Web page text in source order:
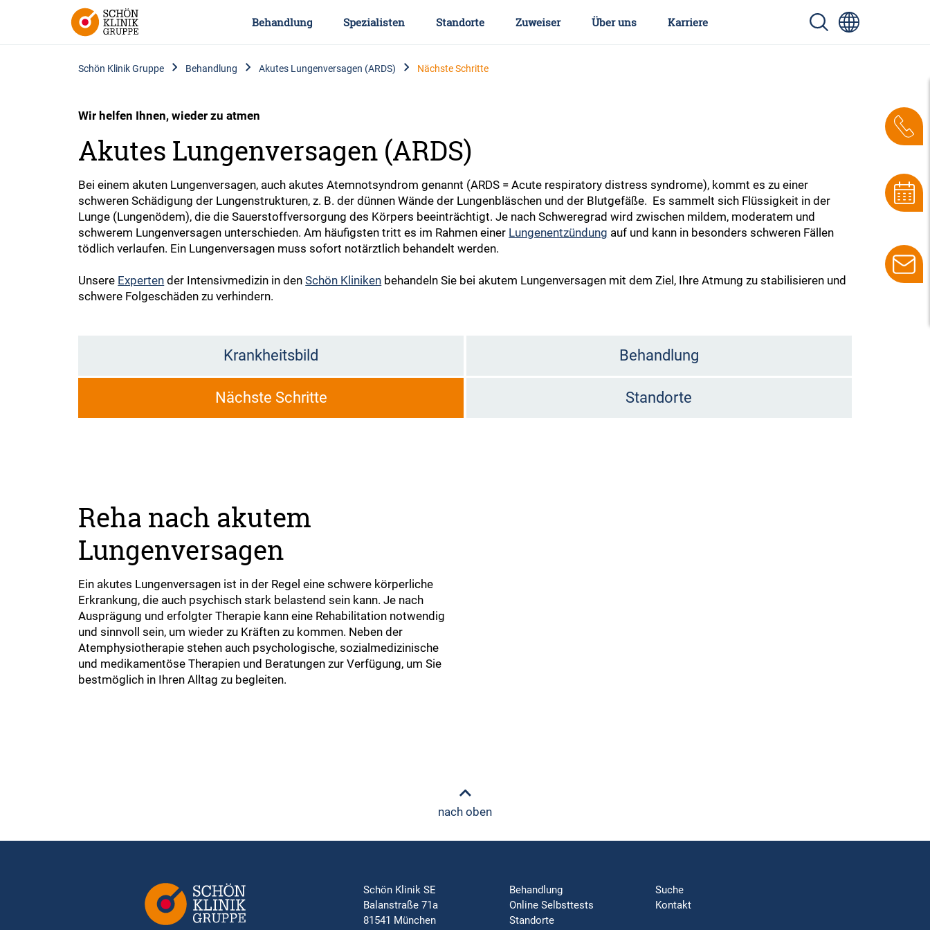
Behandlung Spezialisten Standorte Zuweiser Über uns Karriere
Schön Klinik Gruppe Behandlung Akutes Lungenversagen (ARDS) Nächste Schritte
Wir helfen Ihnen, wieder zu atmen
Akutes Lungenversagen (ARDS)
Bei einem akuten Lungenversagen, auch akutes Atemnotsyndrom genannt (ARDS = Acute respiratory distress syndrome), kommt es zu einer
schweren Schädigung der Lungenstrukturen, z. B. der dünnen Wände der Lungenbläschen und der Blutgefäße. Es sammelt sich Flüssigkeit in der
Lunge (Lungenödem), die die Sauerstoffversorgung des Körpers beeinträchtigt. Je nach Schweregrad wird zwischen mildem, moderatem und
schwerem Lungenversagen unterschieden. Am häufigsten tritt es im Rahmen einer Lungenentzündung auf und kann in besonders schweren Fällen
tödlich verlaufen. Ein Lungenversagen muss sofort notärztlich behandelt werden.
Unsere Experten der Intensivmedizin in denSchön Kliniken behandeln Sie bei akutem Lungenversagen mit dem Ziel, Ihre Atmung zu stabilisieren und
schwere Folgeschäden zu verhindern.
Krankheitsbild Behandlung
Nächste Schritte Standorte
Reha nach akutem
Lungenversagen
Ein akutes Lungenversagen ist in der Regel eine schwere körperliche
Erkrankung, die auch psychisch stark belastend sein kann. Je nach
Ausprägung und erfolgter Therapie kann eine Rehabilitation notwendig
und sinnvoll sein, um wieder zu Kräften zu kommen. Neben der
Atemphysiotherapie stehen auch psychologische, sozialmedizinische
und medikamentöse Therapien und Beratungen zur Verfügung, um Sie
bestmöglich in Ihren Alltag zu begleiten.
nach oben
Schön Klinik SE
Balanstraße 71a
81541 München
Behandlung
Online Selbsttests
Standorte
Suche
Kontakt